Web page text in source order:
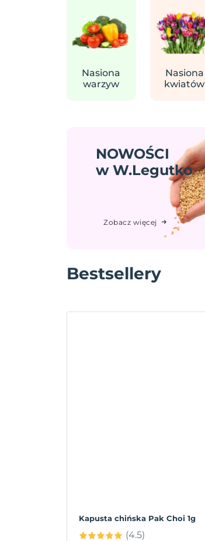
Nasiona
warzyw
Nasiona
kwiatów
NOWOŚCI
w W.Legutko
Zobacz więcej
Bestsellery
Kapusta chińska Pak Choi 1g
(4.5)